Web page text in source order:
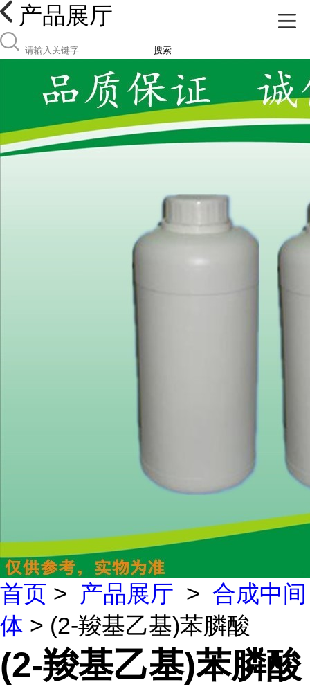
产品展厅
搜索
首页 > 产品展厅 > 合成中间
体 > (2-羧基乙基)苯膦酸
(2-羧基乙基)苯膦酸